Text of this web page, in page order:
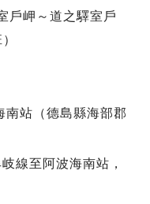
戶岬～道之驛室戶
南站（德島縣海部郡
線至阿波海南站，